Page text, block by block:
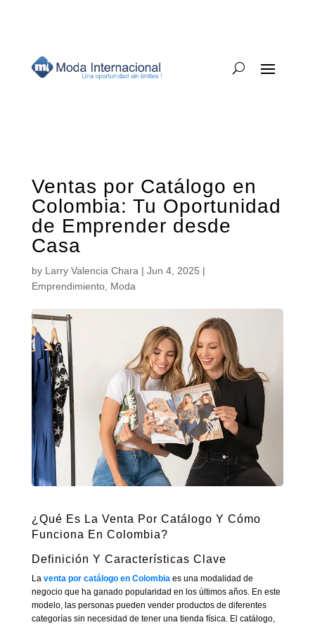
Ventas por Catálogo en
Colombia: Tu Oportunidad
de Emprender desde
Casa
by Larry Valencia Chara | Jun 4, 2025 |
Emprendimiento, Moda
¿Qué Es La Venta Por Catálogo Y Cómo
Funciona En Colombia?
Definición Y Características Clave
La venta por catálogo en Colombiaes una modalidad de
negocio que ha ganado popularidad en los últimos años. En este
modelo, las personas pueden vender productos de diferentes
categorías sin necesidad de tener una tienda física. El catálogo,